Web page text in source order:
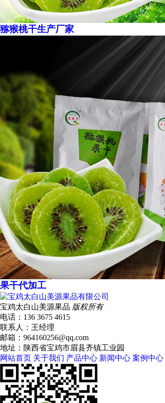
猕猴桃干生产厂家
果干代加工
宝鸡太白山美源果品 版权所有
电话：136 3675 4615
联系人：王经理
邮箱：964160256@qq.com
地址：陕西省宝鸡市眉县齐镇工业园
网站首页 关于我们 产品中心 新闻中心 案例中心